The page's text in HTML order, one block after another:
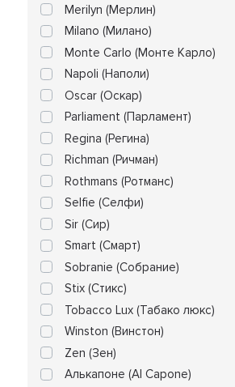
Merilyn (Мерлин)
Milano (Милано)
Monte Carlo (Монте Карло)
Napoli (Наполи)
Oscar (Оскар)
Parliament (Парламент)
Regina (Регина)
Richman (Ричман)
Rothmans (Ротманс)
Selfie (Селфи)
Sir (Сир)
Smart (Смарт)
Sobranie (Собрание)
Stix (Стикс)
Tobacco Lux (Табако люкс)
Winston (Винстон)
Zen (Зен)
Алькапоне (Al Capone)